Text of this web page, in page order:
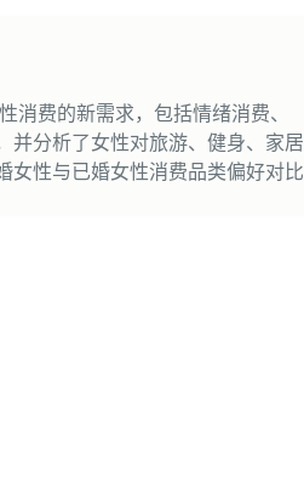
消费的新需求，包括情绪消费、
并分析了女性对旅游、健身、家居
女性与已婚女性消费品类偏好对比